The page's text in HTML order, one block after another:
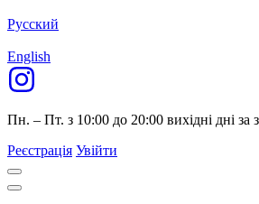
Русский
English
Пн. – Пт. з 10:00 до 20:00 вихідні дні за
Реєстрація Увійти